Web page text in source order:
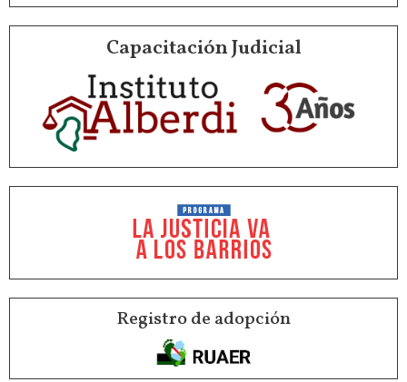
Capacitación Judicial
Registro de adopción